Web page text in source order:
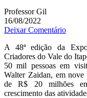
Professor Gil
16/08/2022
Deixar Comentário
A 48ª edição da
Criadores do Vale do
50 mil pessoas em
Walter Zaidan, em
de R$ 20 milhões
crescimento das